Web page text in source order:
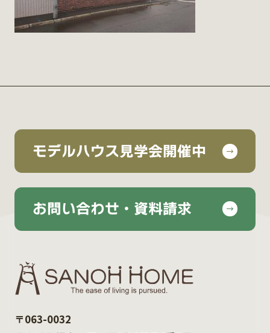
モデルハウス見学会開催中
お問い合わせ・資料請求
〒063-0032